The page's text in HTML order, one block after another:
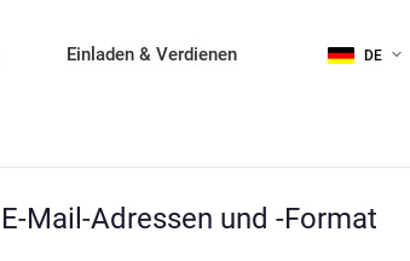
Einladen & Verdienen DE
E-Mail-Adressen und -Format